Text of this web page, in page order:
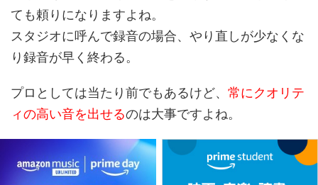
ても頼りになりますよね。
スタジオに呼んで録音の場合、やり直しが少なくな
り録音が早く終わる。
プロとしては当たり前でもあるけど、 常にクオリテ
ィの高い音を出せるのは大事ですよね。